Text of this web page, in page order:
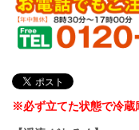
※必ず立てた状態で冷蔵